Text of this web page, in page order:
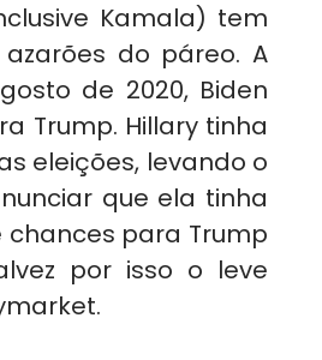
Kamala) tem
do páreo. A
de 2020, Biden
Trump. Hillary tinha
eleições, levando o
que ela tinha
chances para Trump
por isso o leve